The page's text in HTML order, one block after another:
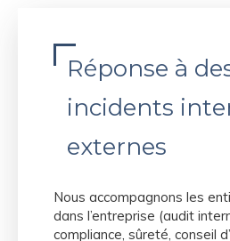
Réponse à
incidents
externes
Nous accompagnons les
dans l’entreprise (audit
compliance, sûreté, conseil